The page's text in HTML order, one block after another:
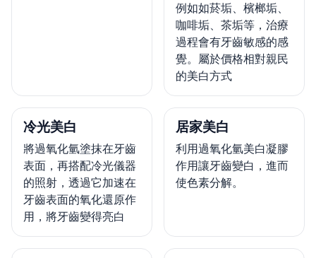
例如如菸垢、檳榔垢、
咖啡垢、茶垢等，治療
過程會有牙齒敏感的感
覺。屬於價格相對親民
的美白方式
冷光美白
將過氧化氫塗抹在牙齒
表面，再搭配冷光儀器
的照射，透過它加速在
牙齒表面的氧化還原作
用，將牙齒變得亮白
居家美白
利用過氧化氫美白凝膠
作用讓牙齒變白，進而
使色素分解。